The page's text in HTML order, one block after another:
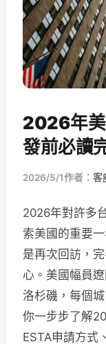
2026年美
發前必讀
2026/5/1作者： 客
2026年對許多
索美國的重要
是再次回訪，
心。美國幅員
洛杉磯，每個
你一步步了解
ESTA申請方式